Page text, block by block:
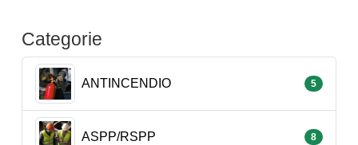
Categorie
ANTINCENDIO 5
ASPP/RSPP 8